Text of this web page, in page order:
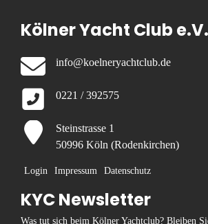
Kölner Yacht Club e.V.
info@koelneryachtclub.de
0221 / 392575
Steinstrasse 1
50996 Köln (Rodenkirchen)
Login Impressum Datenschutz
KYC Newsletter
Was tut sich beim Kölner Yachtclub? Bleiben